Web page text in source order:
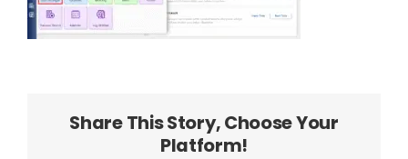
Share This Story, Choose Your
Platform!